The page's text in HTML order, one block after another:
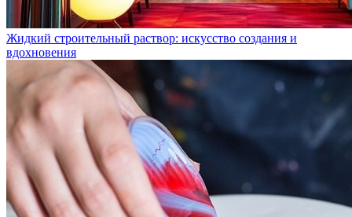
Жидкий строительный раствор: искусство создания и
вдохновения